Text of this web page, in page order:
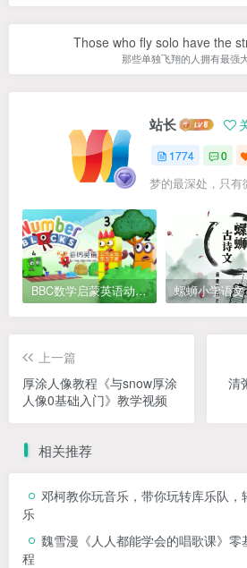
Those who fly solo have the
那些单独飞翔的人拥有最强
站长
1774 0
梦的最深处，只有
BBC数学启蒙英语动画Numberblocks数字积木，全七季共161集，1080P高清视频带英文字幕
上一篇
厚涂人像教程《与snow厚涂
人像0基础入门》教学视频
清
相关推荐
邓柯教你玩音乐，带你玩转库乐队
乐
魏雪漫《人人都能学会的唱歌课》零
程